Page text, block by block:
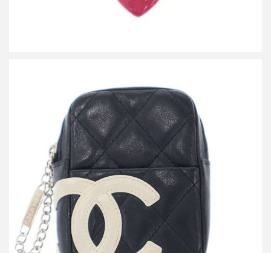
シャネル カンボンライン ココマーク シガレットケース ポーチ
買取金額20,400円
詳しく見る